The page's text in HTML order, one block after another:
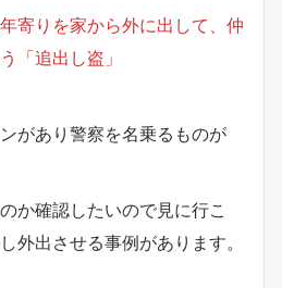
寄りを家から外に出して、仲
「追出し盗」
があり警察を名乗るものが
か確認したいので見に行こ
外出させる事例があります。